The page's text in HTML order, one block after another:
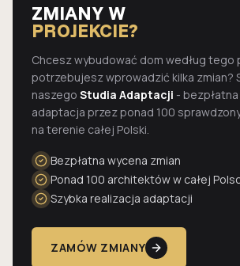
ZMIANY W
PROJEKCIE?
Chcesz wybudować dom według tego
potrzebujesz wprowadzić kilka zmian?
naszego Studia Adaptacji -
adaptacja przez ponad 100
na terenie całej Polski.
Bezpłatna wycena zmian
Ponad 100 architektów w całej
Szybka realizacja adaptacji
ZAMÓW ZMIANY